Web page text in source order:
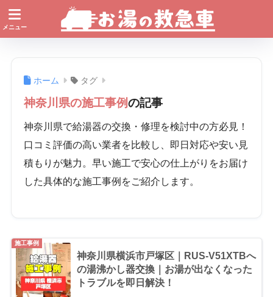
ホーム タグ
神奈川県の施工事例の記事
神奈川県で給湯器の交換・修理を検討中の方必見！
口コミ評価の高い業者を比較し、即日対応や安い見
積もりが魅力。早い施工で安心の仕上がりをお届け
した具体的な施工事例をご紹介します。
神奈川県横浜市戸塚区｜RUS-V51XTBへ
の湯沸かし器交換｜お湯が出なくなった
トラブルを即日解決！
施工事例